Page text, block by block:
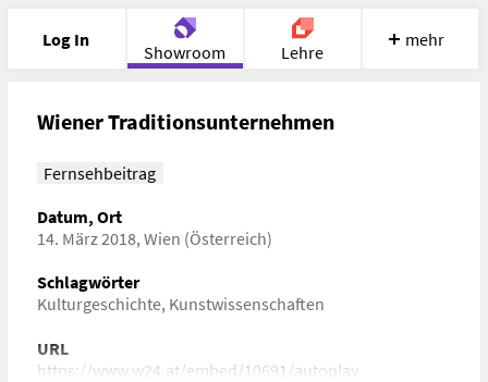
Log In
Showroom Lehre
Portfolio Image Cloud
mehr
Wiener Traditionsunternehmen
Fernsehbeitrag
Datum, Ort
14. März 2018, Wien (Österreich)
Schlagwörter
Kulturgeschichte, Kunstwissenschaften
URL
https://www.w24.at/embed/10691/autoplay